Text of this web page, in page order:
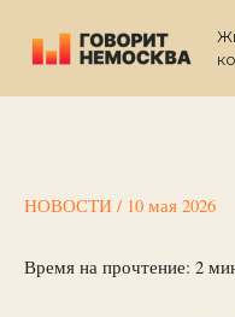
содержимому
НОВОСТИ / 10 мая 2026
Время на прочтение: 2